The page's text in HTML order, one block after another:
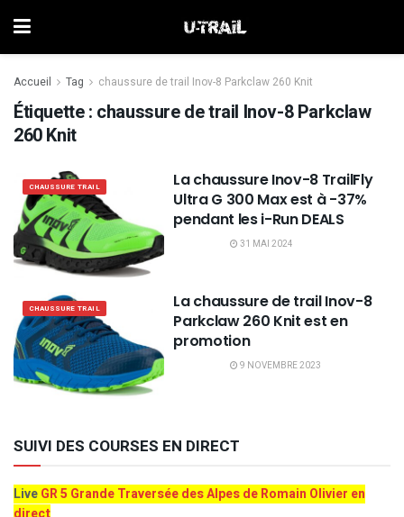
Accueil Tag chaussure de trail Inov-8 Parkclaw 260 Knit
Étiquette : chaussure de trail Inov-8 Parkclaw
260 Knit
CHAUSSURE TRAIL
La chaussure Inov-8 TrailFly
Ultra G 300 Max est à -37%
pendant les i-Run DEALS
31 MAI 2024
CHAUSSURE TRAIL
La chaussure de trail Inov-8
Parkclaw 260 Knit est en
promotion
9 NOVEMBRE 2023
SUIVI DES COURSES EN DIRECT
LiveGR 5 Grande Traversée des Alpes de Romain Olivier en